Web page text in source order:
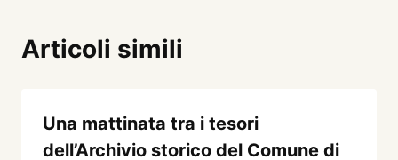
Articoli simili
Una mattinata tra i tesori
dell’Archivio storico del Comune di